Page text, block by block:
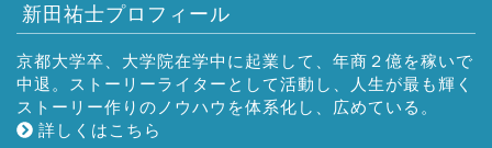
新田祐士プロフィール
京都大学卒、大学院在学中に起業して、年商２億を稼いで
中退。ストーリーライターとして活動し、人生が最も輝く
ストーリー作りのノウハウを体系化し、広めている。
詳しくはこちら